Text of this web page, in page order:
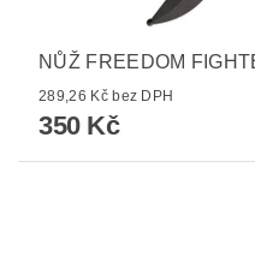
NŮŽ FREEDOM
289,26 Kč bez DPH
350 Kč